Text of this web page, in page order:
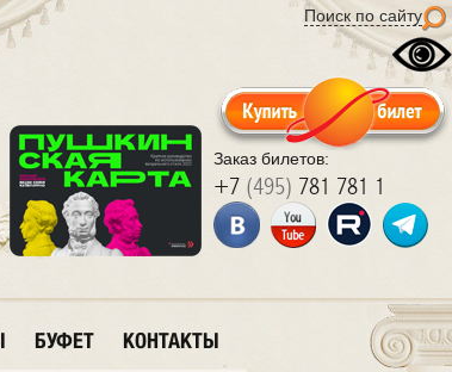
Поиск по сайту
Заказ билетов:
+7 (495) 781 781 1
БУФЕТ КОНТАКТЫ